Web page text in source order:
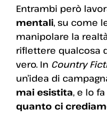
Entrambi però
mentali, su come
manipolare la
riflettere qualcosa
vero. In Country
un’idea di
mai esistita, e lo
quanto ci